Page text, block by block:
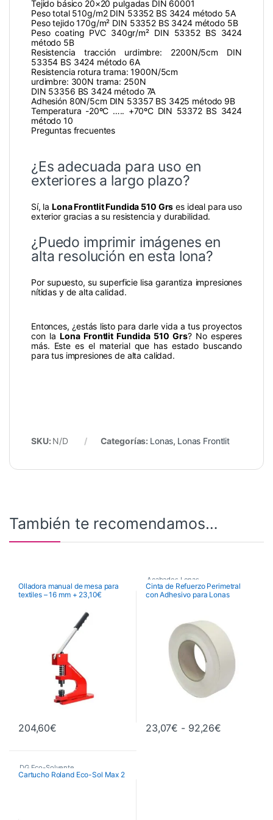
Tejido básico 20×20 pulgadas DIN 60001
Peso total 510g/m2 DIN 53352 BS 3424 método 5A
Peso tejido 170g/m² DIN 53352 BS 3424 método 5B
Peso coating PVC 340gr/m² DIN 53352 BS 3424
método 5B
Resistencia tracción urdimbre: 2200N/5cm DIN
53354 BS 3424 método 6A
Resistencia rotura trama: 1900N/5cm
urdimbre: 300N trama: 250N
DIN 53356 BS 3424 método 7A
Adhesión 80N/5cm DIN 53357 BS 3425 método 9B
Temperatura -20ºC ….. +70ºC DIN 53372 BS 3424
método 10
Preguntas frecuentes
¿Es adecuada para uso en
exteriores a largo plazo?
Sí, laLona Frontlit Fundida 510 Grs es ideal para uso
exterior gracias a su resistencia y durabilidad.
¿Puedo imprimir imágenes en
alta resolución en esta lona?
Por supuesto, su superficie lisa garantiza impresiones
nítidas y de alta calidad.
Entonces, ¿estás listo para darle vida a tus proyectos
con laLona Frontlit Fundida 510 Grs? No esperes
más. Este es el material que has estado buscando
para tus impresiones de alta calidad.
SKU: N/D Categorías: Lonas, Lonas Frontlit
También te recomendamos…
Olladora manual de mesa para
textiles – 16 mm + 23,10€
204,60€
Acabados Lonas
Cinta de Refuerzo Perimetral
con Adhesivo para Lonas
23,07€ - 92,26€Rango de
Este producto tiene múltiples
DG Eco-Solvente
Cartucho Roland Eco-Sol Max 2